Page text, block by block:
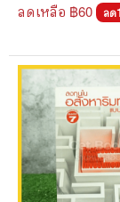
ลดเหลือ ฿60 ลด